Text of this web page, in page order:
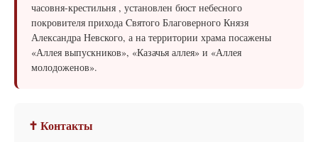
часовня-крестильня , установлен бюст небесного
покровителя прихода Cвятого Благоверного Князя
Александра Невского, а на территории храма посажены
«Аллея выпускников», «Казачья аллея» и «Аллея
молодоженов».
✝ Контакты